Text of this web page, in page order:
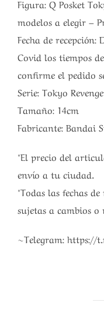
Figura: Q Posket
modelos a elegir –
Fecha de
Covid los tiempos
confirme el pedido
Serie: Tokyo
Tamaño: 14cm
Fabricante: Bandai
*El precio del
envío a tu ciudad.
*Todas las fechas
sujetas a cambios o
~Telegram: https://